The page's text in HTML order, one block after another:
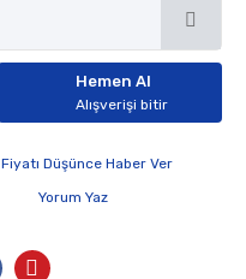
Hemen Al
Alışverişi bitir
Fiyatı Düşünce Haber Ver
Yorum Yaz